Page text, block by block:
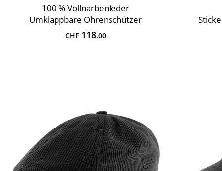
100 % Vollnarbenleder
Umklappbare Ohrenschützer
CHF118.00